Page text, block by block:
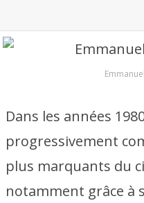
Dans les années
progressivement
plus marquants du
notamment grâce à